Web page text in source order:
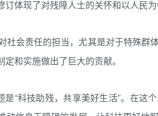
体现了对残障人士的关怀和以人民为
社会责任的担当，尤其是对于特殊群
和实施做出了巨大的贡献。
“科技助残，共享美好生活”。在这